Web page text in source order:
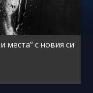
места“ с новия си